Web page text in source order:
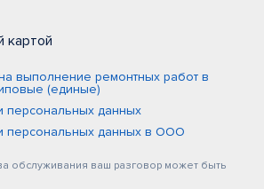
картой
выполнение ремонтных работ в
(единые)
персональных данных
персональных данных в ООО
обслуживания ваш разговор может быть